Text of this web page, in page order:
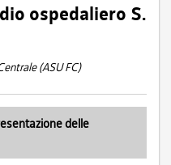
ospedaliero S.
(ASU FC)
delle